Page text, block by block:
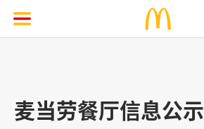
麦当劳餐厅信息公示